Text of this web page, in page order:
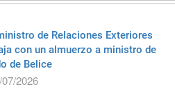
de Relaciones Exteriores
con un almuerzo a ministro de
de Belice
2026